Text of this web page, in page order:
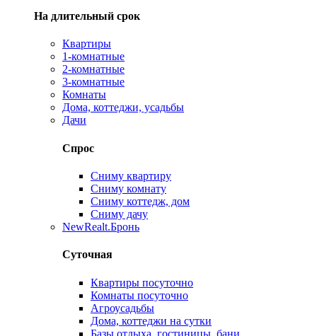
На длительный срок
Квартиры
1-комнатные
2-комнатные
3-комнатные
Комнаты
Дома, коттеджи, усадьбы
Дачи
Спрос
Сниму квартиру
Сниму комнату
Сниму коттедж, дом
Сниму дачу
NewRealt.Бронь
Суточная
Квартиры посуточно
Комнаты посуточно
Агроусадьбы
Дома, коттеджи на сутки
Базы отдыха, гостиницы, бани